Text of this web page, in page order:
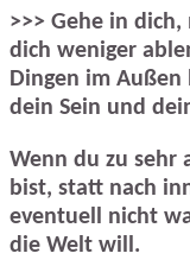
>>> Gehe in
dich weniger
Dingen im
dein Sein und
Wenn du zu sehr
bist, statt nach
eventuell nicht
die Welt will.